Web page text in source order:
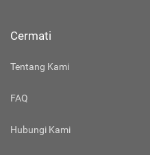
Cermati
Tentang Kami
FAQ
Hubungi Kami